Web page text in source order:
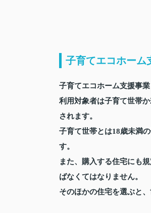
子育てエコホー
子育てエコホーム支援事
利用対象者は子育て世帯
されます。
子育て世帯とは18歳未満
す。
また、購入する住宅にも
ばなくてはなりません。
そのほかの住宅を選ぶと